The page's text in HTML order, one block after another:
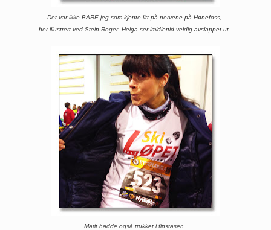
Det var ikke BARE jeg som kjente litt på nervene på Hønefoss,
her illustrert ved Stein-Roger. Helga ser imidlertid veldig avslappet ut.
Marit hadde også trukket i finstasen.